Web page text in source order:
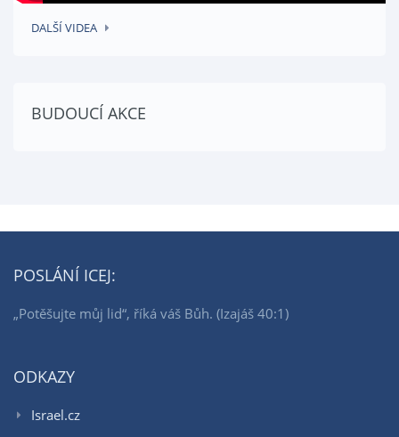
DALŠÍ VIDEA
BUDOUCÍ AKCE
POSLÁNÍ ICEJ:
„Potěšujte můj lid“, říká váš Bůh. (Izajáš 40:1)
ODKAZY
Israel.cz